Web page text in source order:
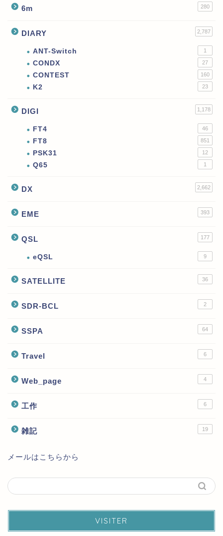
6m 280
DIARY 2,787
ANT-Switch 1
CONDX 27
CONTEST 160
K2 23
DIGI 1,178
FT4 46
FT8 851
PSK31 12
Q65 1
DX 2,662
EME 393
QSL 177
eQSL 9
SATELLITE 36
SDR-BCL 2
SSPA 64
Travel 6
Web_page 4
工作 6
雑記 19
メールはこちらから
VISITER